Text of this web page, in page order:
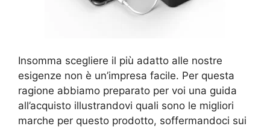
Insomma scegliere il più adatto alle nostre
esigenze non è un’impresa facile. Per questa
ragione abbiamo preparato per voi una guida
all’acquisto illustrandovi quali sono le migliori
marche per questo prodotto, soffermandoci sui